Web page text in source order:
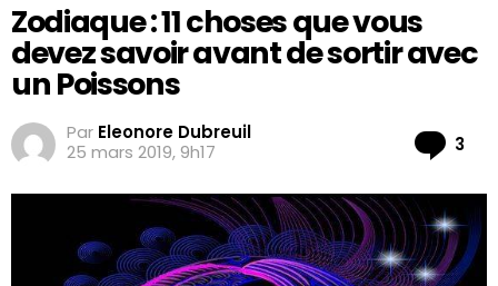
Zodiaque : 11 choses que vous
devez savoir avant de sortir avec
un Poissons
Par Eleonore Dubreuil
25 mars 2019, 9h17
3